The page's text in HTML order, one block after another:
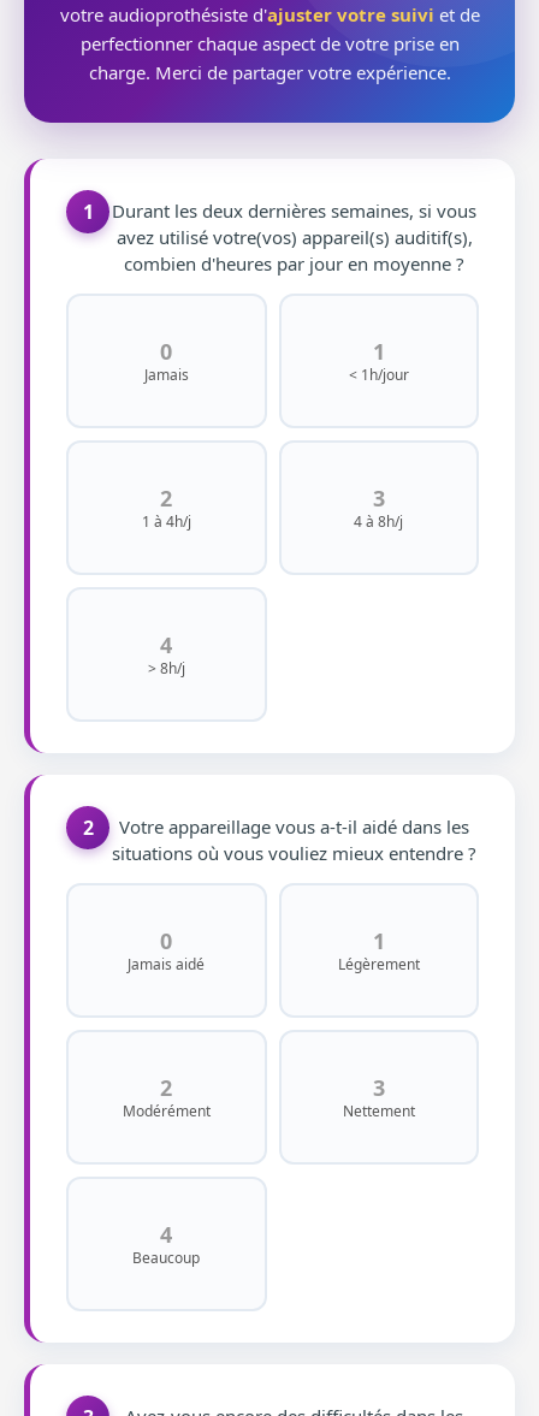
votre audioprothésiste d'ajuster votre suivi et de
perfectionner chaque aspect de votre prise en
charge. Merci de partager votre expérience.
1
Durant les deux dernières semaines, si vous
avez utilisé votre(vos) appareil(s) auditif(s),
combien d'heures par jour en moyenne ?
0
Jamais
1
< 1h/jour
2
1 à 4h/j
3
4 à 8h/j
4
> 8h/j
2
Votre appareillage vous a-t-il aidé dans les
situations où vous vouliez mieux entendre ?
0
Jamais aidé
1
Légèrement
2
Modérément
3
Nettement
4
Beaucoup